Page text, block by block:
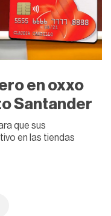
en oxxo
Santander
que sus
en las tiendas